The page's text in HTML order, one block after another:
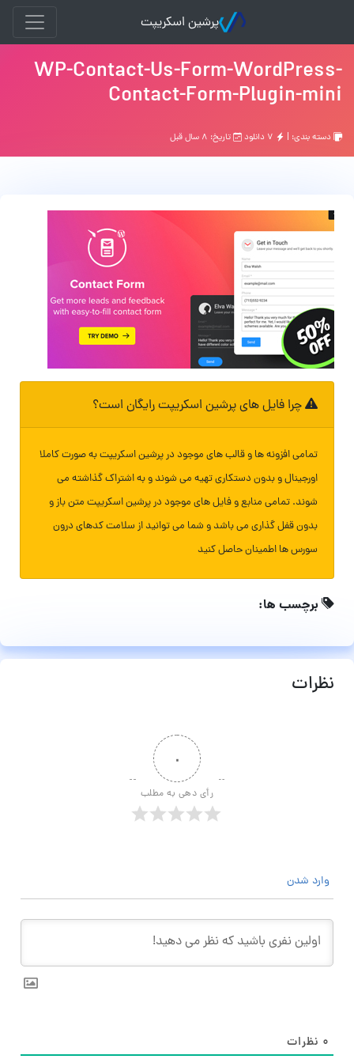
پرشین اسکریپت
WP-Contact-Us-Form-WordPress-
Contact-Form-Plugin-mini
دسته بندی: | تاریخ: ۸ سال قبل
چرا فایل های پرشین اسکریپت رایگان است؟
تمامی افزونه ها و قالب های موجود در پرشین اسکریپت به صورت کاملا
اورجینال و بدون دستکاری تهیه می شوند و به اشتراک گذاشته می
شوند. تمامی منابع و فایل های موجود در پرشین اسکریپت متن باز و
بدون قفل گذاری می باشد و شما می توانید از سلامت کدهای درون
سورس ها اطمینان حاصل کنید
برچسب ها:
نظرات
۰
رأی دهی به مطلب
وارد شدن
۰ نظرات